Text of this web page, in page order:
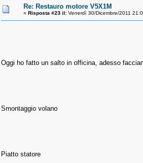
Re: Restauro motore V5X1M
« Risposta #23 il: Venerdì 30/Dicembre/2011
Oggi ho fatto un salto in officina, adesso
Smontaggio volano
Piatto statore